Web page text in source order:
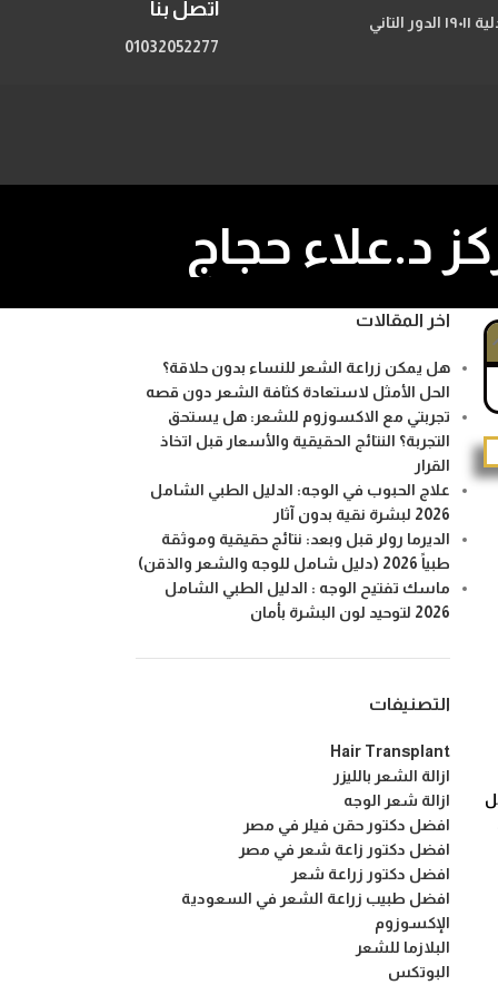
206 شارع الحجاز مصر الجديدة اعلي صيدلية ١٩٠١١ الدور التاني
اتصل بنا
01032052277
اخر المقالات
هل يمكن زراعة الشعر للنساء بدون حلاقة؟
الحل الأمثل لاستعادة كثافة الشعر دون قصه
تجربتي مع الاكسوزوم للشعر: هل يستحق
التجربة؟ النتائج الحقيقية والأسعار قبل اتخاذ
القرار
علاج الحبوب في الوجه: الدليل الطبي الشامل
2026 لبشرة نقية بدون آثار
الديرما رولر قبل وبعد: نتائج حقيقية وموثقة
طبياً 2026 (دليل شامل للوجه والشعر والذقن)
ماسك تفتيح الوجه : الدليل الطبي الشامل
2026 لتوحيد لون البشرة بأمان
التصنيفات
Hair Transplant
ازالة الشعر بالليزر
ازالة شعر الوجه
افضل دكتور حقن فيلر في مصر
افضل دكتور زاعة شعر في مصر
افضل دكتور زراعة شعر
افضل طبيب زراعة الشعر في السعودية
الإكسوزوم
البلازما للشعر
البوتكس